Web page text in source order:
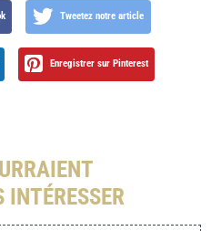
Tweetez notre article
Enregistrer sur Pinterest
INTÉRESSER